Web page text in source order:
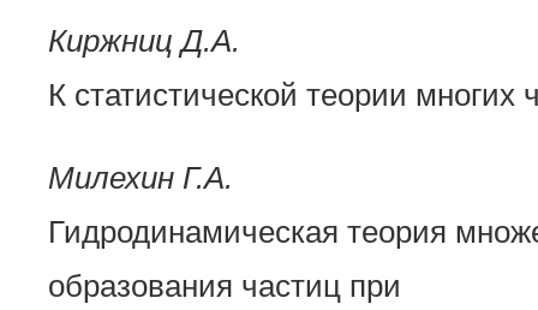
Киржниц Д.А.
К статистической теории многих
Милехин Г.А.
Гидродинамическая теория
образования частиц при